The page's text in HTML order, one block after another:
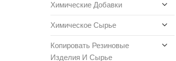
Химические Добавки
Химическое Сырье
Копировать Резиновые
Изделия И Сырье